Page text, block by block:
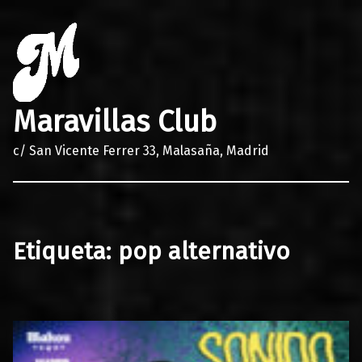
Maravillas Club
c/ San Vicente Ferrer 33, Malasaña, Madrid
Etiqueta: pop alternativo